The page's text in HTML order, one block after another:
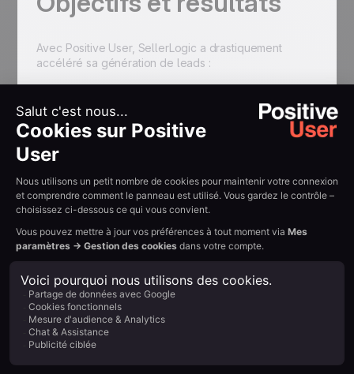
Résumer avec l'IA :
Example H2
Avec Positive User, SellerLogic a drastiquement
accéléré sa génération de leads :
Processus de lead gen et vente structuré et
automatisé
Marketing de contenu éducatif pour les vendeurs
Amazon FBA mis en place
complète du funnel de vente
Équipe Customer Support de Positive User
comme véritable partenaire stratégique